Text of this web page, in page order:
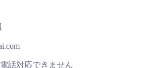
話対応できません